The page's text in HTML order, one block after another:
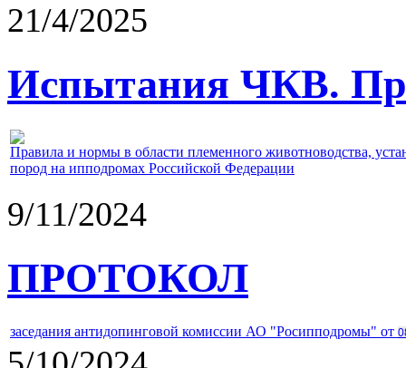
21/4/2025
Испытания ЧКВ.
Правила и нормы в области племенного животноводства,
пород на ипподромах Российской Федерации
9/11/2024
ПРОТОКОЛ
заседания антидопинговой комиссии АО "Росипподромы" от